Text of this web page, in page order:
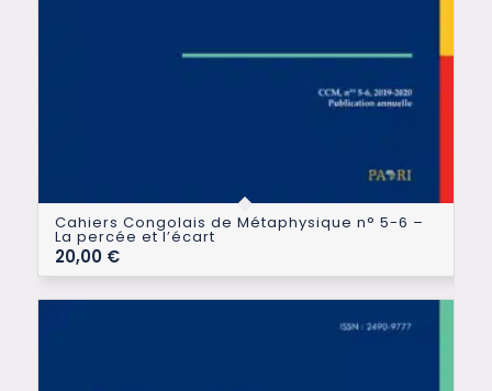
Cahiers Congolais de Métaphysique n° 5-6 –
La percée et l’écart
20,00 €